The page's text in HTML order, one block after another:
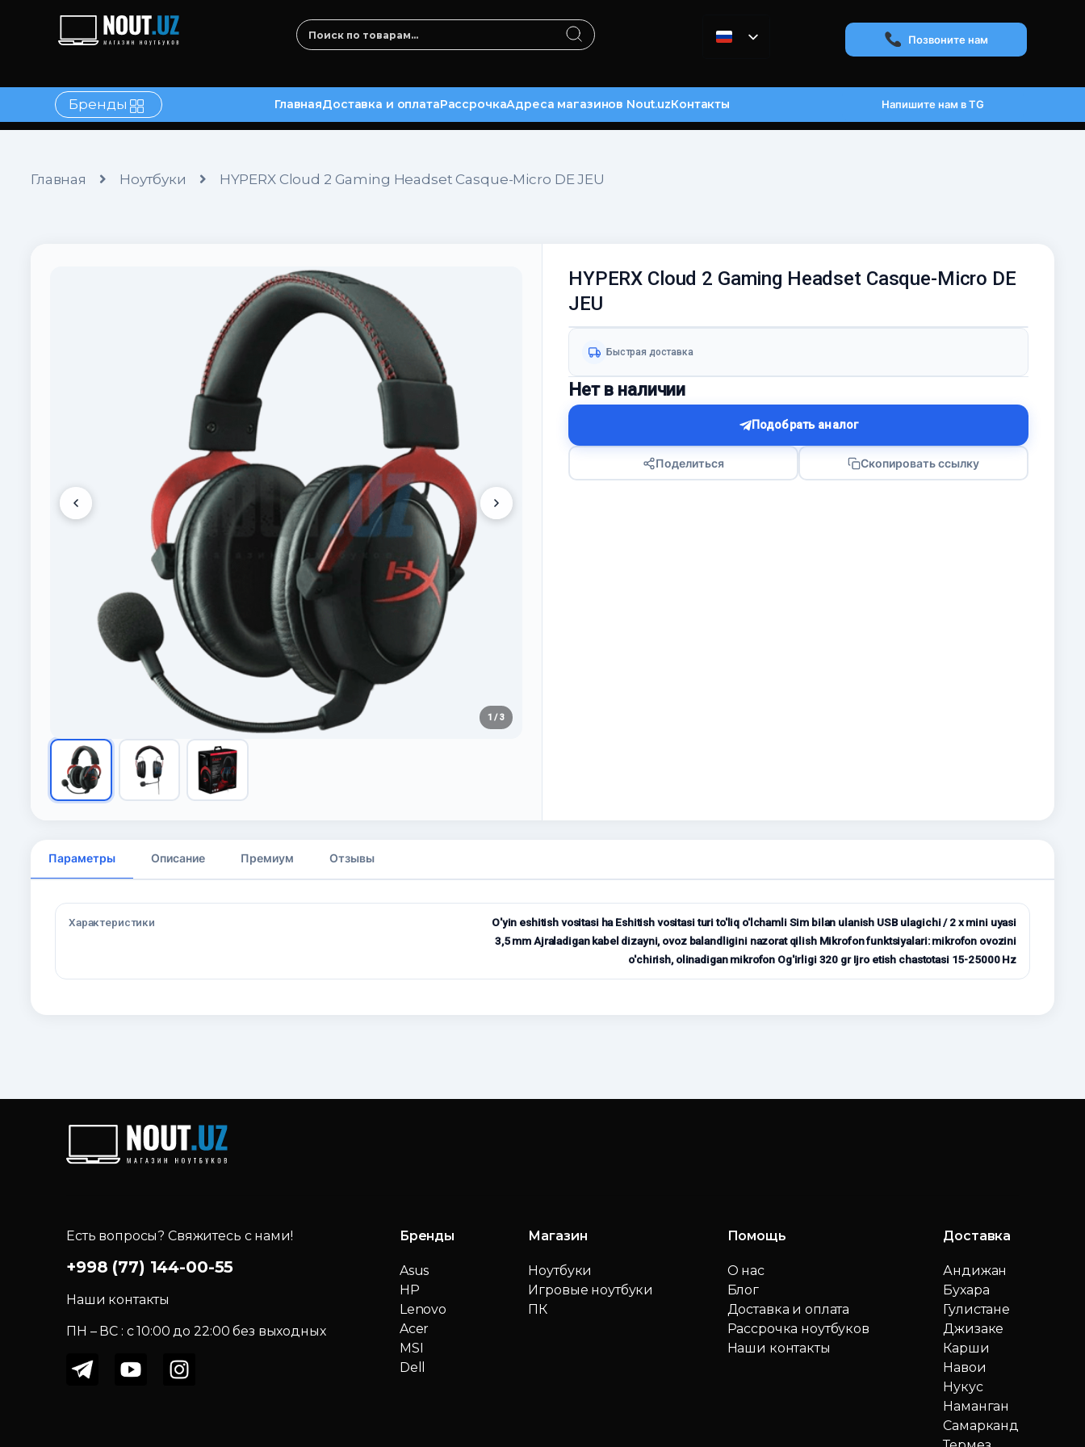
Позвоните нам
Бренды ГлавнаяДоставка и оплатаРассрочкаАдреса магазинов Nout.uzКонтакты Напишите нам в TG
Главная Ноутбуки HYPERX Cloud 2 Gaming Headset Casque-Micro DE JEU
1 / 3
HYPERX Cloud 2 Gaming Headset Casque-Micro DE
JEU
Быстрая доставка
Нет в наличии
Подобрать аналог
Поделиться Скопировать ссылку
Параметры Описание Премиум Отзывы
Характеристики
O'yin eshitish vositasi ha Eshitish vositasi turi to'liq o'lchamli Sim bilan ulanish USB ulagichi / 2 x mini uyasi
3,5 mm Ajraladigan kabel dizayni, ovoz balandligini nazorat qilish Mikrofon funktsiyalari: mikrofon ovozini
o'chirish, olinadigan mikrofon Og'irligi 320 gr Ijro etish chastotasi 15-25000 Hz
Есть вопросы? Свяжитесь с нами!
+998 (77) 144-00-55
Наши контакты
ПН – ВС : c 10:00 до 22:00 без выходных
Бренды
Asus
HP
Lenovo
Acer
MSI
Dell
Магазин
Ноутбуки
Игровые ноутбуки
ПК
Помощь
О нас
Блог
Доставка и оплата
Рассрочка ноутбуков
Наши контакты
Доставка
Андижан
Бухара
Гулистане
Джизаке
Карши
Навои
Нукус
Наманган
Самарканд